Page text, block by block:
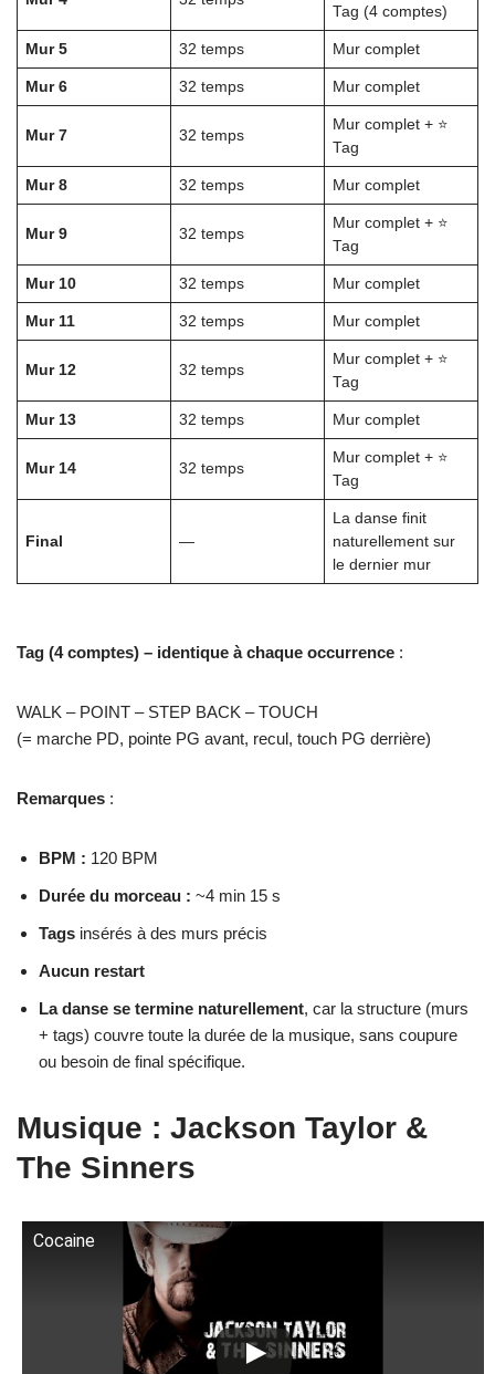
Tag (4 comptes)
Mur 5 32 temps Mur complet
Mur 6 32 temps Mur complet
Mur 7 32 temps
Mur complet + ⭐
Tag
Mur 8 32 temps Mur complet
Mur 9 32 temps
Mur complet + ⭐
Tag
Mur 10 32 temps Mur complet
Mur 11 32 temps Mur complet
Mur 12 32 temps
Mur complet + ⭐
Tag
Mur 13 32 temps Mur complet
Mur 14 32 temps
Mur complet + ⭐
Tag
Final —
La danse finit
naturellement sur
le dernier mur
Tag (4 comptes) – identique à chaque occurrence :
WALK – POINT – STEP BACK – TOUCH
(= marche PD, pointe PG avant, recul, touch PG derrière)
Remarques :
BPM : 120 BPM
Durée du morceau : ~4 min 15 s
Tags insérés à des murs précis
Aucun restart
La danse se termine naturellement, car la structure (murs
+ tags) couvre toute la durée de la musique, sans coupure
ou besoin de final spécifique.
Musique : Jackson Taylor &
The Sinners
Cocaine